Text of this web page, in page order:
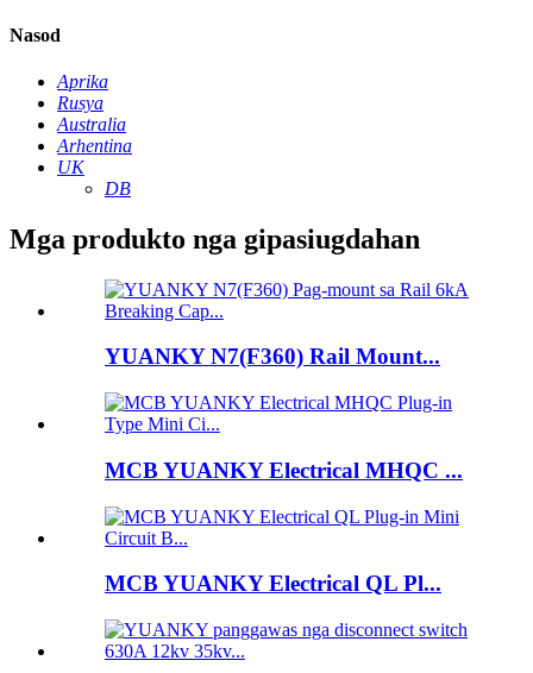
Nasod
Aprika
Rusya
Australia
Arhentina
UK
DB
Mga produkto nga gipasiugdahan
YUANKY N7(F360) Rail Mount...
MCB YUANKY Electrical MHQC ...
MCB YUANKY Electrical QL Pl...